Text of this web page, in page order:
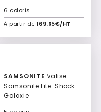
À partir de 169.65€/HT
6 coloris
Ajouter à mon devis
SAMSONITE Valise
Samsonite Lite-Shock
Galaxie